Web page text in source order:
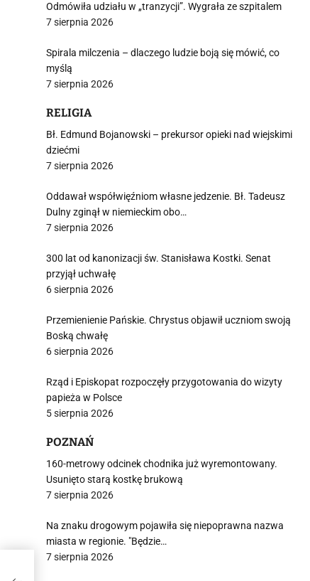
Odmówiła udziału w „tranzycji”. Wygrała ze szpitalem
7 sierpnia 2026
Spirala milczenia – dlaczego ludzie boją się mówić, co
myślą
7 sierpnia 2026
RELIGIA
Bł. Edmund Bojanowski – prekursor opieki nad wiejskimi
dziećmi
7 sierpnia 2026
Oddawał współwięźniom własne jedzenie. Bł. Tadeusz
Dulny zginął w niemieckim obo…
7 sierpnia 2026
300 lat od kanonizacji św. Stanisława Kostki. Senat
przyjął uchwałę
6 sierpnia 2026
Przemienienie Pańskie. Chrystus objawił uczniom swoją
Boską chwałę
6 sierpnia 2026
Rząd i Episkopat rozpoczęły przygotowania do wizyty
papieża w Polsce
5 sierpnia 2026
POZNAŃ
160-metrowy odcinek chodnika już wyremontowany.
Usunięto starą kostkę brukową
7 sierpnia 2026
Na znaku drogowym pojawiła się niepoprawna nazwa
miasta w regionie. "Będzie…
7 sierpnia 2026